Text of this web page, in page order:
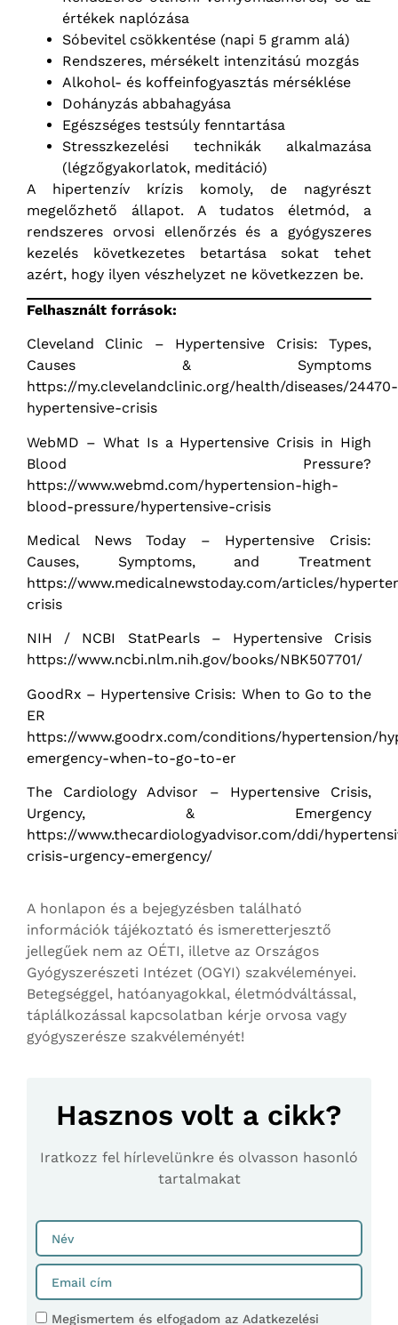
értékek naplózása
Sóbevitel csökkentése (napi 5 gramm alá)
Rendszeres, mérsékelt intenzitású mozgás
Alkohol- és koffeinfogyasztás mérséklése
Dohányzás abbahagyása
Egészséges testsúly fenntartása
Stresszkezelési technikák alkalmazása
(légzőgyakorlatok, meditáció)
A hipertenzív krízis komoly, de nagyrészt
megelőzhető állapot. A tudatos életmód, a
rendszeres orvosi ellenőrzés és a gyógyszeres
kezelés következetes betartása sokat tehet
azért, hogy ilyen vészhelyzet ne következzen be.
Felhasznált források:
Cleveland Clinic – Hypertensive Crisis: Types,
Causes & Symptoms
https://my.clevelandclinic.org/health/diseases/24470-
hypertensive-crisis
WebMD – What Is a Hypertensive Crisis in High
Blood Pressure?
https://www.webmd.com/hypertension-high-
blood-pressure/hypertensive-crisis
Medical News Today – Hypertensive Crisis:
Causes, Symptoms, and Treatment
https://www.medicalnewstoday.com/articles/
crisis
NIH / NCBI StatPearls – Hypertensive Crisis
https://www.ncbi.nlm.nih.gov/books/NBK507701/
GoodRx – Hypertensive Crisis: When to Go to the
ER
https://www.goodrx.com/conditions/hypertension/
emergency-when-to-go-to-er
The Cardiology Advisor – Hypertensive Crisis,
Urgency, & Emergency
https://www.thecardiologyadvisor.com/ddi/
crisis-urgency-emergency/
A honlapon és a bejegyzésben található
információk tájékoztató és ismeretterjesztő
jellegűek nem az OÉTI, illetve az Országos
Gyógyszerészeti Intézet (OGYI) szakvéleményei.
Betegséggel, hatóanyagokkal, életmódváltással,
táplálkozással kapcsolatban kérje orvosa vagy
gyógyszerésze szakvéleményét!
Hasznos volt a cikk?
Iratkozz fel hírlevelünkre és olvasson hasonló
tartalmakat
Megismertem és elfogadom az Adatkezelési